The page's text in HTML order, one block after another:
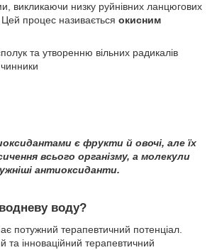
викликаючи низку руйнівних ланцюгових
Цей процес називається окисним
та утворенню вільних радикалів
є фрукти й овочі, але їх
всього організму, а молекули
антиоксиданти.
воду?
потужний терапевтичний потенціал.
та інноваційний терапевтичний